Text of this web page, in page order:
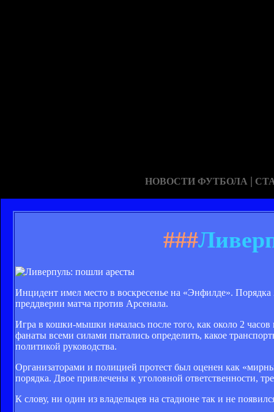
НОВОСТИ ФУТБОЛА |
###
Инцидент имел место в воскресенье на «Энфилде».
преддверии матча против Арсенала.
Игра в кошки-мышки началась после того, как около 2
фанаты всеми силами пытались определить, какое
политикой руководства.
Организаторами и полицией протест был оценен как
порядка. Двое привлечены к уголовной ответственности,
К слову, ни один из владельцев на стадионе так и не